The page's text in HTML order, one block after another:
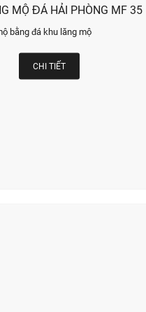
MỘ ĐÁ HẢI PHÒNG MF 35
bằng đá khu lăng mộ
CHI TIẾT